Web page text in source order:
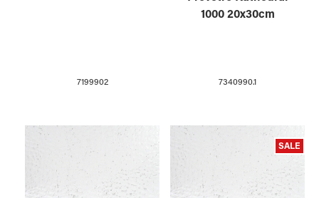
7199902
1000 20x30cm
7340990.1
SALE